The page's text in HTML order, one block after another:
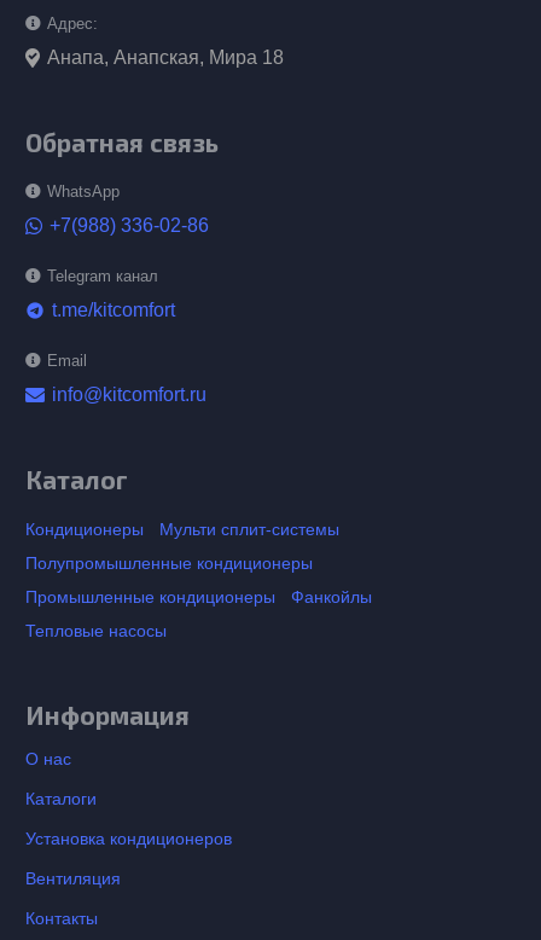
Адрес:
Анапа, Анапская, Мира 18
Обратная связь
WhatsApp
+7(988) 336-02-86
Telegram канал
telegram t.me/kitcomfort
Email
info@kitcomfort.ru
Каталог
Кондиционеры
Мульти сплит-системы
Полупромышленные кондиционеры
Промышленные кондиционеры
Фанкойлы
Тепловые насосы
Информация
О нас
Каталоги
Установка кондиционеров
Вентиляция
Контакты